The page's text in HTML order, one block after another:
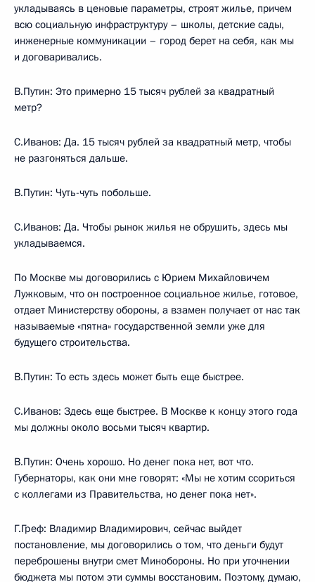
укладываясь в ценовые параметры, строят жилье, причем
всю социальную инфраструктуру – школы, детские сады,
инженерные коммуникации – город берет на себя, как мы
и договаривались.
В.Путин: Это примерно 15 тысяч рублей за квадратный
метр?
С.Иванов: Да. 15 тысяч рублей за квадратный метр, чтобы
не разгоняться дальше.
В.Путин: Чуть-чуть побольше.
С.Иванов: Да. Чтобы рынок жилья не обрушить, здесь мы
укладываемся.
По Москве мы договорились с Юрием Михайловичем
Лужковым, что он построенное социальное жилье, готовое,
отдает Министерству обороны, а взамен получает от нас так
называемые «пятна» государственной земли уже для
будущего строительства.
В.Путин: То есть здесь может быть еще быстрее.
С.Иванов: Здесь еще быстрее. В Москве к концу этого года
мы должны около восьми тысяч квартир.
В.Путин: Очень хорошо. Но денег пока нет, вот что.
Губернаторы, как они мне говорят: «Мы не хотим ссориться
с коллегами из Правительства, но денег пока нет».
Г.Греф: Владимир Владимирович, сейчас выйдет
постановление, мы договорились о том, что деньги будут
переброшены внутри смет Минобороны. Но при уточнении
бюджета мы потом эти суммы восстановим. Поэтому, думаю,